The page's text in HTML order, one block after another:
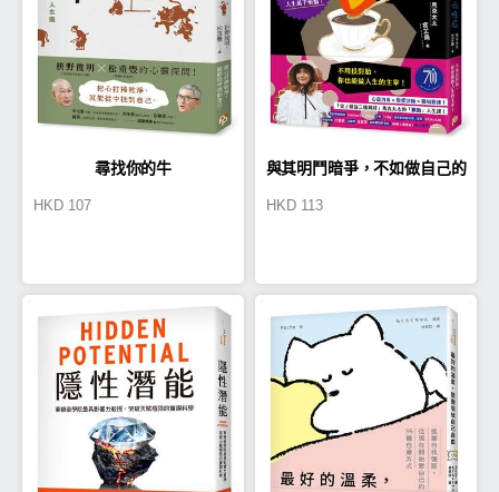
尋找你的牛
HKD 107
與其明鬥暗爭，不如做自己的
HKD 113